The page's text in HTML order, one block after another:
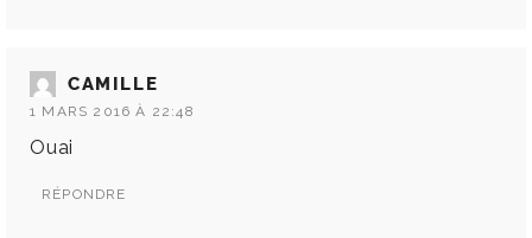
CAMILLE
1 MARS 2016 À 22:48
Ouai
RÉPONDRE